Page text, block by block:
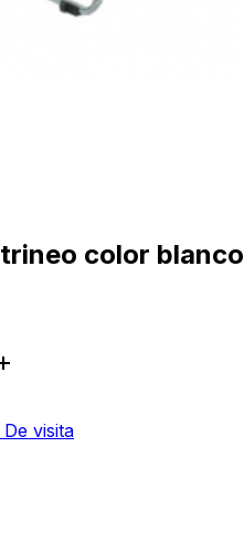
color blanco
De visita